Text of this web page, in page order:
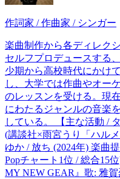
作詞家 / 作曲家 / シンガー
楽曲制作から各ディレク
セルフプロデュースする
少期から高校時代にかけ
し、大学では作曲やオー
のレッスンを受ける。現
にわたるジャンルの音楽
している。 【主な活動 /
(講談社×雨宮うり「ハル
ゆか / 放ち (2024年) 楽曲
Popチャート1位 / 総合15
MY NEW GEAR』歌: 雅